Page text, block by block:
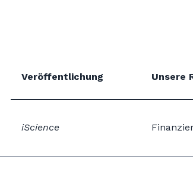
Veröffentlichung Unsere
iScience